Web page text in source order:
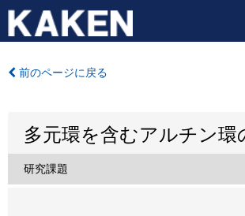
前のページに戻る
多元環を含むアルチン環
研究課題